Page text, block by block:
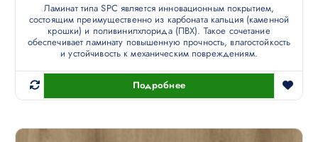
Ламинат типа SPC является инновационным покрытием,
состоящим преимущественно из карбоната кальция (каменной
крошки) и поливинилхлорида (ПВХ). Такое сочетание
обеспечивает ламинату повышенную прочность, влагостойкость
и устойчивость к механическим повреждениям.
Подробнее